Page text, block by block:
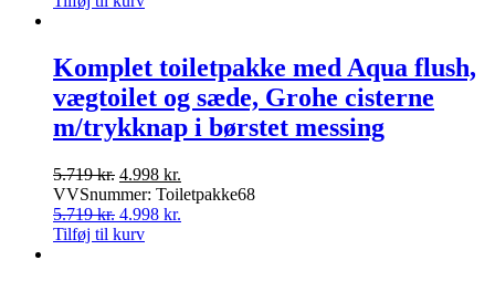
5.419 kr..4.798 kr..
Komplet toiletpakke med Aqua flush,
vægtoilet og sæde, Grohe cisterne
m/trykknap i børstet messing
5.719kr. Den
oprindelige
pris
var:
4.998 kr.
aktuelle
VVSnummer: Toiletpakke68
5.719kr. Den
oprindelige
4.998 kr.
Tilføj til kurv